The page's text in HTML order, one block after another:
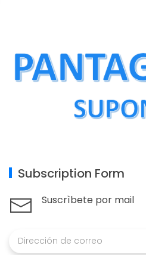
Subscription Form
Suscrìbete por mail